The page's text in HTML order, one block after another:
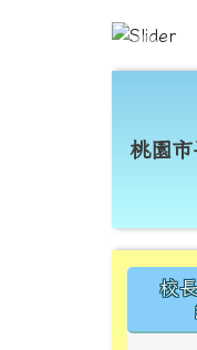
桃園市平
桃園
左
校
頁尾區域